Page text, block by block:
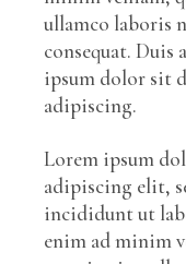
ullamco laboris
consequat.
ipsum dolor sit
adipiscing.
Lorem ipsum
adipiscing elit,
incididunt ut
enim ad minim